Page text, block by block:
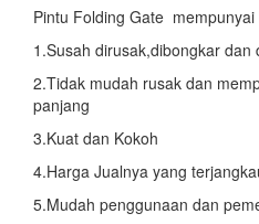
Pintu Folding Gate
1.Susah dirusak,dibongkar dan
2.Tidak mudah rusak dan
panjang
3.Kuat dan Kokoh
4.Harga Jualnya yang
5.Mudah penggunaan dan